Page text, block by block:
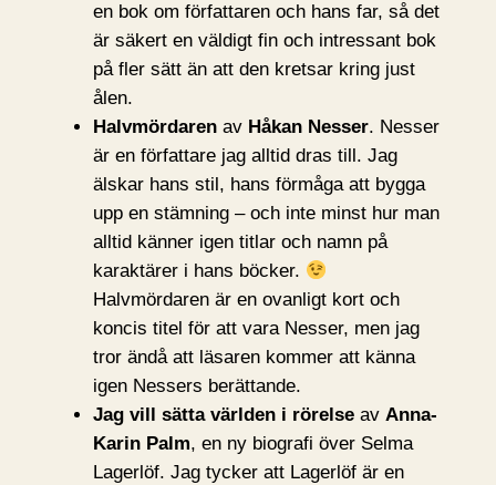
en bok om författaren och hans far, så det
är säkert en väldigt fin och intressant bok
på fler sätt än att den kretsar kring just
ålen.
Halvmördarenav Håkan Nesser. Nesser
är en författare jag alltid dras till. Jag
älskar hans stil, hans förmåga att bygga
upp en stämning – och inte minst hur man
alltid känner igen titlar och namn på
karaktärer i hans böcker.
Halvmördaren är en ovanligt kort och
koncis titel för att vara Nesser, men jag
tror ändå att läsaren kommer att känna
igen Nessers berättande.
Jag vill sätta världen i rörelseav Anna-
Karin Palm, en ny biografi över Selma
Lagerlöf. Jag tycker att Lagerlöf är en